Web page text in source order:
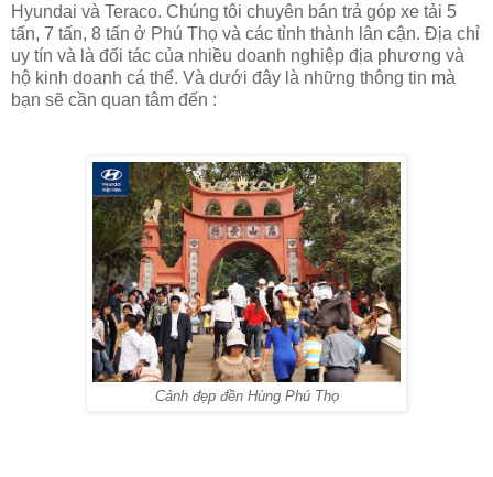
Hyundai và Teraco. Chúng tôi chuyên bán trả góp xe tải 5
tấn, 7 tấn, 8 tấn ở Phú Thọ và các tỉnh thành lân cận. Địa chỉ
uy tín và là đối tác của nhiều doanh nghiệp địa phương và
hộ kinh doanh cá thể. Và dưới đây là những thông tin mà
bạn sẽ cần quan tâm đến :
Cảnh đẹp đền Hùng Phú Thọ